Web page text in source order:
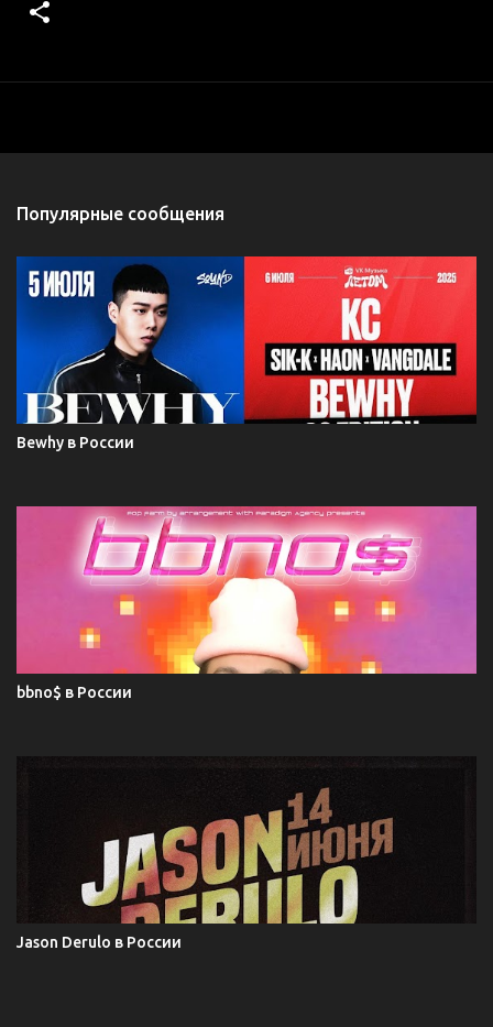
Популярные сообщения
Bewhy в России
bbno$ в России
Jason Derulo в России